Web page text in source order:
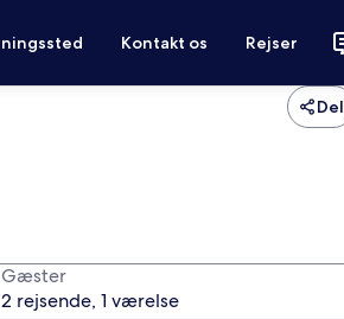
Kontakt os Rejser
Del
Gæster